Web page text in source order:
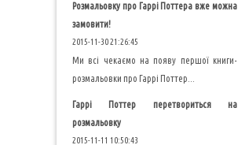
Розмальовку про Гаррі Поттера вже можна
замовити!
2015-11-30 21:26:45
Ми всі чекаємо на появу першої книги-
розмальовки про Гаррі Поттер...
Гаррі Поттер перетвориться на
розмальовку
2015-11-11 10:50:43